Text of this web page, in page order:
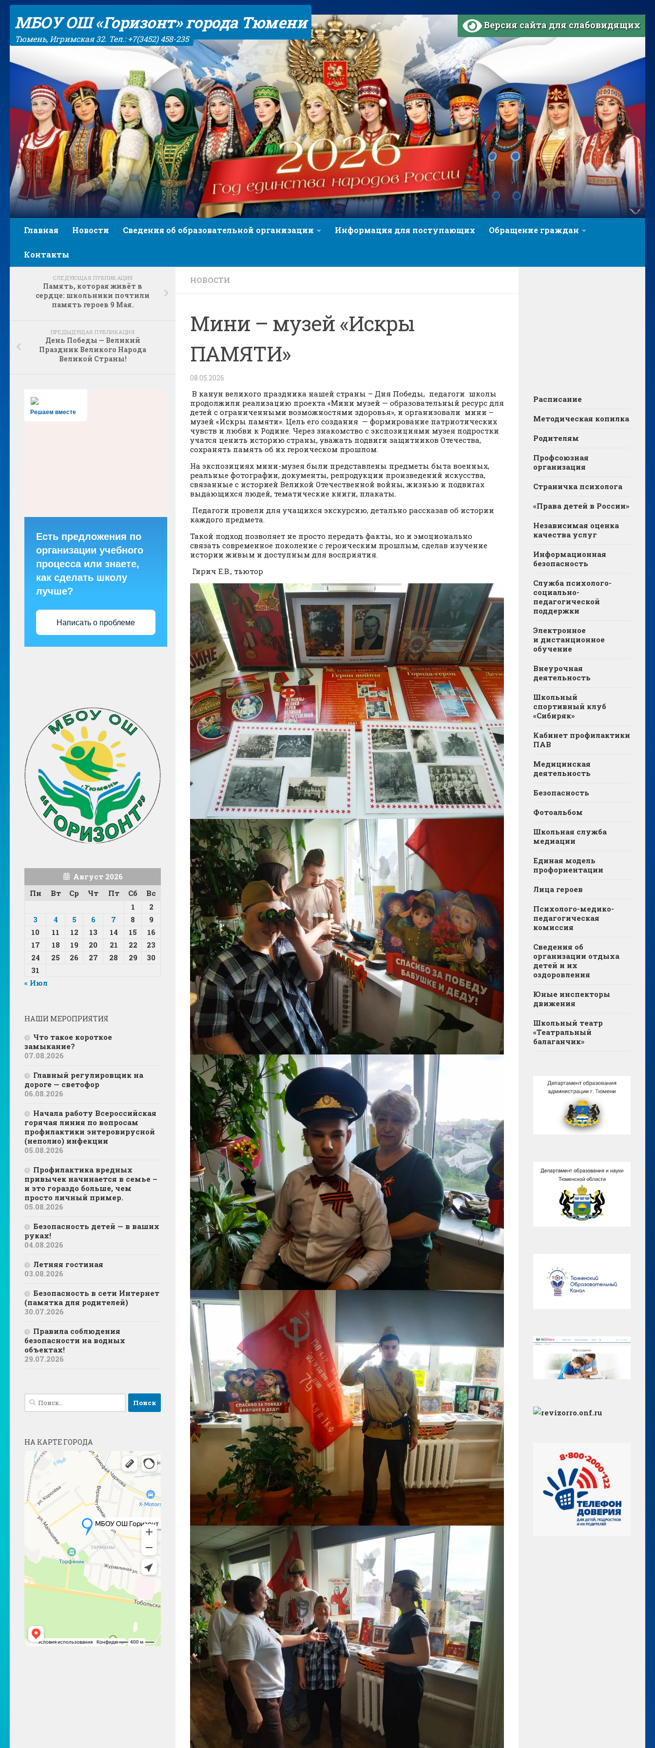
МБОУ ОШ «Горизонт» города Тюмени
Тюмень, Игримская 32. Тел.: +7(3452) 458-235
Версия сайта для слабовидящих
Главная Новости Сведения об образовательной организации Информация для поступающих Обращение граждан
Контакты
НОВОСТИ
Мини – музей «Искры
ПАМЯТИ»
08.05.2026
В канун великого праздника нашей страны – Дня Победы, педагоги школы
продолжили реализацию проекта «Мини музей — образовательный ресурс для
детей с ограниченными возможностями здоровья», и организовали мини –
музей «Искры памяти». Цель его создания — формирование патриотических
чувств и любви к Родине. Через знакомство с экспозициями музея подростки
учатся ценить историю страны, уважать подвиги защитников Отечества,
сохранять память об их героическом прошлом.
На экспозициях мини-музея были представлены предметы быта военных,
реальные фотографии, документы, репродукции произведений искусства,
связанные с историей Великой Отечественной войны, жизнью и подвигах
выдающихся людей, тематические книги, плакаты.
Педагоги провели для учащихся экскурсию, детально рассказав об истории
каждого предмета.
Такой подход позволяет не просто передать факты, но и эмоционально
связать современное поколение с героическим прошлым, сделав изучение
истории живым и доступным для восприятия.
Гирич Е.В., тьютор
СЛЕДУЮЩАЯ ПУБЛИКАЦИЯ
Память, которая живёт в
сердце: школьники почтили
память героев 9 Мая.
ПРЕДЫДУЩАЯ ПУБЛИКАЦИЯ
День Победы — Великий
Праздник Великого Народа
Великой Страны!
Решаем вместе
Есть предложения по
организации учебного
процесса или знаете,
как сделать школу
лучше?
Написать о проблеме
Август 2026
Пн
Вт Ср Чт Пт Сб
Вс
1
2
3
4 5 6 7 8
9
10
11 12 13 14 15
16
17
18 19 20 21 22
23
24
25 26 27 28 29
30
31
« Июл
НАШИ МЕРОПРИЯТИЯ
Что такое короткое
замыкание?
07.08.2026
Главный регулировщик на
дороге — светофор
06.08.2026
Начала работу Всероссийская
горячая линия по вопросам
профилактики энтеровирусной
(неполио) инфекции
05.08.2026
Профилактика вредных
привычек начинается в семье –
и это гораздо больше, чем
просто личный пример.
05.08.2026
Безопасность детей — в ваших
руках!
04.08.2026
Летняя гостиная
03.08.2026
Безопасность в сети Интернет
(памятка для родителей)
30.07.2026
Правила соблюдения
безопасности на водных
объектах!
29.07.2026
Найти:
НА КАРТЕ ГОРОДА
Расписание
Методическая копилка
Родителям
Профсоюзная
организация
Страничка психолога
«Права детей в России»
Независимая оценка
качества услуг
Информационная
безопасность
Служба психолого-
социально-
педагогической
поддержки
Электронное
и дистанционное
обучение
Внеурочная
деятельность
Школьный
спортивный клуб
«Сибиряк»
Кабинет профилактики
ПАВ
Медицинская
деятельность
Безопасность
Фотоальбом
Школьная служба
медиации
Единая модель
профориентации
Лица героев
Психолого-медико-
педагогическая
комиссия
Сведения об
организации отдыха
детей и их
оздоровления
Юные инспекторы
движения
Школьный театр
«Театральный
балаганчик»